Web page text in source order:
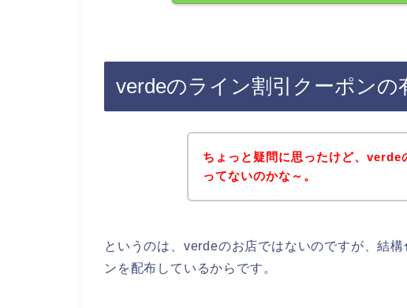
verdeのライン割引クーポンの
ちょっと疑問に思ったけど、verde
ってないのかな～。
というのは、verdeのお店ではないのですが、結
ンを配布しているからです。